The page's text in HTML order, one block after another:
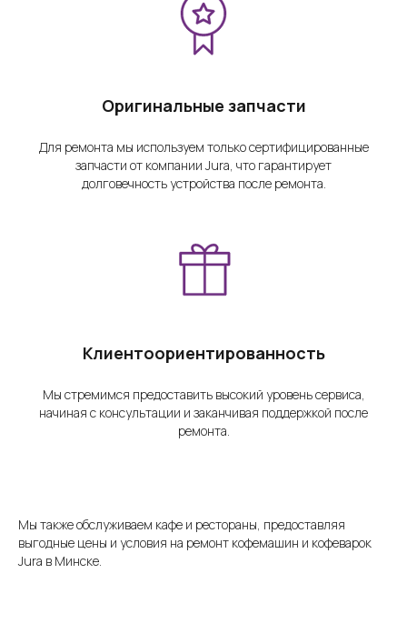
Оригинальные запчасти
Для ремонта мы используем только сертифицированные
запчасти от компании Jura, что гарантирует
долговечность устройства после ремонта.
Клиентоориентированность
Мы стремимся предоставить высокий уровень сервиса,
начиная с консультации и заканчивая поддержкой после
ремонта.
Мы также обслуживаем кафе и рестораны, предоставляя
выгодные цены и условия на ремонт кофемашин и кофеварок
Jura в Минске.